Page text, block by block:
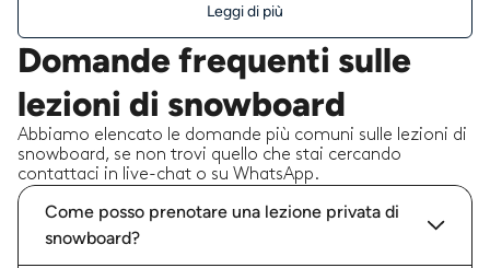
Leggi di più
Domande frequenti sulle
lezioni di snowboard
Abbiamo elencato le domande più comuni sulle lezioni di
snowboard, se non trovi quello che stai cercando
contattaci in live-chat o su WhatsApp.
Come posso prenotare una lezione privata di
snowboard?